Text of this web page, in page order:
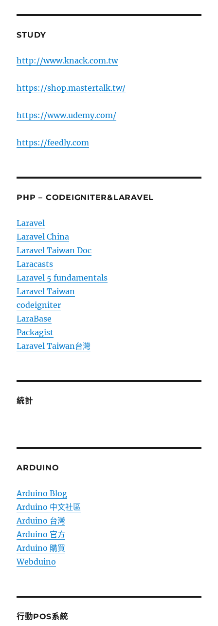
STUDY
http://www.knack.com.tw
https://shop.mastertalk.tw/
https://www.udemy.com/
https://feedly.com
PHP – CODEIGNITER&LARAVEL
Laravel
Laravel China
Laravel Taiwan Doc
Laracasts
Laravel 5 fundamentals
Laravel Taiwan
codeigniter
LaraBase
Packagist
Laravel Taiwan台灣
統計
ARDUINO
Arduino Blog
Arduino 中文社區
Arduino 台灣
Arduino 官方
Arduino 購買
Webduino
行動POS系統